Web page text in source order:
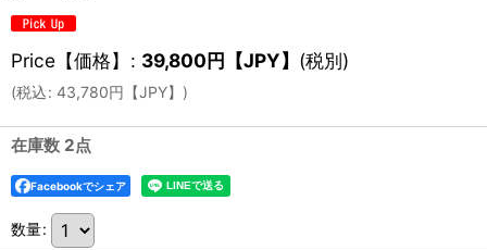
Price【価格】 : 39,800円【JPY】 (税別)
(税込: 43,780円【JPY】 )
在庫数 2点
Facebookでシェア
数量: